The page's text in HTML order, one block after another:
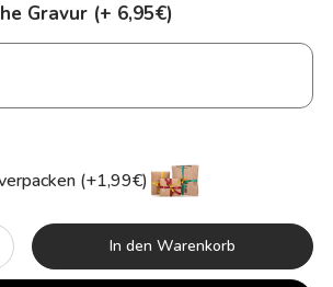
Gravur (+ 6,95€)
(+1,99€)
In den Warenkorb